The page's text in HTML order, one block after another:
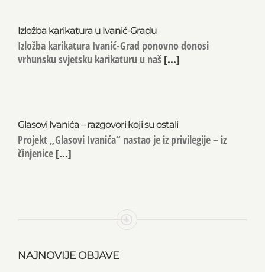
Izložba karikatura u Ivanić-Gradu
Izložba karikatura Ivanić-Grad ponovno donosi
vrhunsku svjetsku karikaturu u naš [...]
Glasovi Ivanića – razgovori koji su ostali
Projekt „Glasovi Ivanića“ nastao je iz privilegije – iz
činjenice [...]
NAJNOVIJE OBJAVE